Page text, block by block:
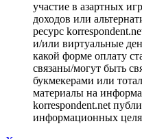
участие в азартных
доходов или
ресурс
и/или виртуальные
какой форме оплату
связаны/могут быть
букмекерами или
материалы на
korrespondent.net
информационных